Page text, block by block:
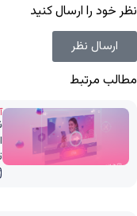
نظر خود را ارسال کنید
ارسال نظر
مطالب مرتبط